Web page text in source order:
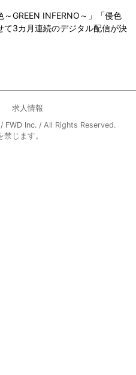
GREEN INFERNO～」「侵色
て3カ月連続のデジタル配信が決
求人情報
FWD Inc./ All Rights Reserved.
じます。